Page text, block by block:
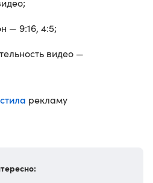
— 9:16, 4:5;
видео —
рекламу